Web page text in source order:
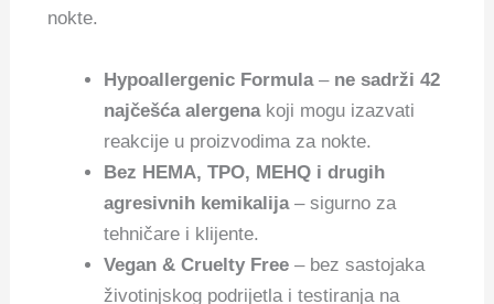
nokte.
Hypoallergenic Formula– ne sadrži 42
najčešća alergenakoji mogu izazvati
reakcije u proizvodima za nokte.
Bez HEMA, TPO, MEHQ i drugih
agresivnih kemikalija– sigurno za
tehničare i klijente.
Vegan & Cruelty Free – bez sastojaka
životinjskog podrijetla i testiranja na